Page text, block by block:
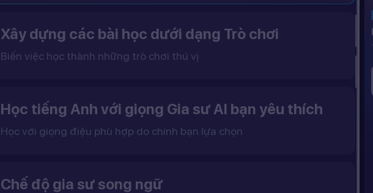
Xây dựng các bài học dưới dạng Trò chơi
Biến việc học thành những trò chơi thú vị
Học tiếng Anh với giọng Gia sư AI bạn yêu thích
Học với giọng điệu phù hợp do chính bạn lựa chọn
Chế độ gia sư song ngữ